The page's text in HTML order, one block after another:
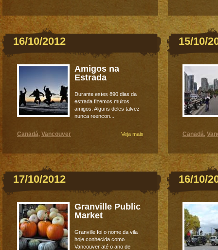
16/10/2012
Amigos na
Estrada
Durante estes 890 dias da
estrada fizemos muitos
amigos. Alguns deles talvez
nunca reencon...
Veja mais
Canadá, Vancouver
17/10/2012
Granville Public
Market
Granville foi o nome da vila
hoje conhecida como
Vancouver até o ano de
15/10/
Canadá,
16/10/